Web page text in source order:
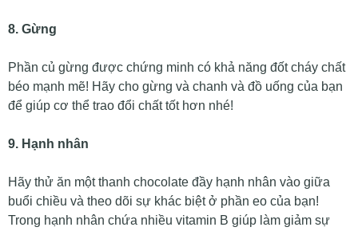
8. Gừng
Phần củ gừng được chứng minh có khả năng đốt cháy chất
béo mạnh mẽ! Hãy cho gừng và chanh và đồ uống của bạn
để giúp cơ thể trao đổi chất tốt hơn nhé!
9. Hạnh nhân
Hãy thử ăn một thanh chocolate đầy hạnh nhân vào giữa
buổi chiều và theo dõi sự khác biệt ở phần eo của bạn!
Trong hạnh nhân chứa nhiều vitamin B giúp làm giảm sự